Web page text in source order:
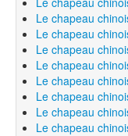
Le chapeau
Le chapeau
Le chapeau
Le chapeau
Le chapeau
Le chapeau
Le chapeau
Le chapeau